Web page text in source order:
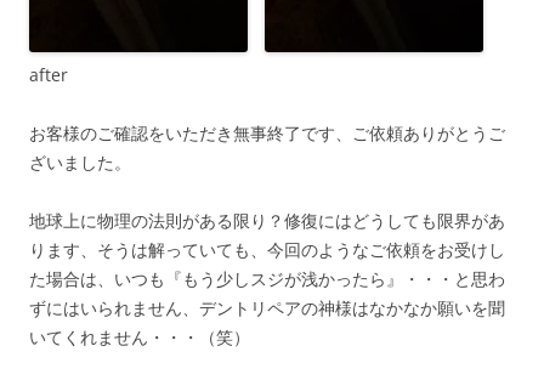
after
お客様のご確認をいただき無事終了です、ご依頼ありがとうご
ざいました。
地球上に物理の法則がある限り？修復にはどうしても限界があ
ります、そうは解っていても、今回のようなご依頼をお受けし
た場合は、いつも『もう少しスジが浅かったら』・・・と思わ
ずにはいられません、デントリペアの神様はなかなか願いを聞
いてくれません・・・（笑）